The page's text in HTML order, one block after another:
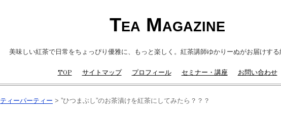
Tea Magazine
美味しい紅茶で日常をちょっぴり優雅に、もっと楽しく。紅茶講師ゆかりーぬがお届けす
TOP サイトマップ プロフィール セミナー・講座 お問い合わせ
ティーパーティー > ”ひつまぶし”のお茶漬けを紅茶にしてみたら？？？